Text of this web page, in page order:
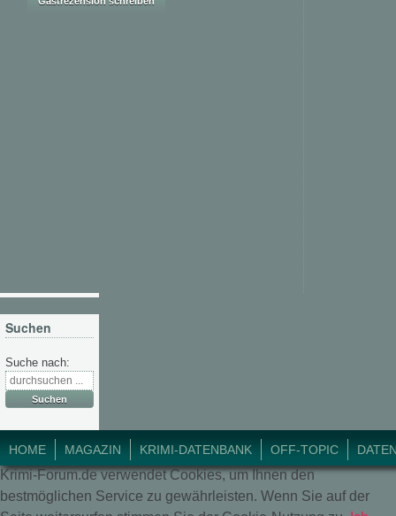
Suchen
Suche nach:
HOME MAGAZIN KRIMI-DATENBANK OFF-TOPIC
© 2018 Krimi-Forum.
Krimi-Forum.de verwendet Cookies, um Ihnen den
bestmöglichen Service zu gewährleisten. Wenn Sie auf der